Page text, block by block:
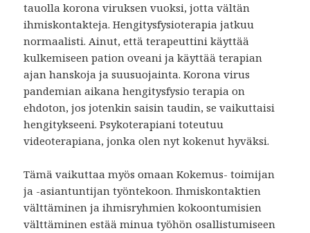
tauolla korona viruksen vuoksi, jotta vältän
ihmiskontakteja. Hengitysfysioterapia jatkuu
normaalisti. Ainut, että terapeuttini käyttää
kulkemiseen pation oveani ja käyttää terapian
ajan hanskoja ja suusuojainta. Korona virus
pandemian aikana hengitysfysio terapia on
ehdoton, jos jotenkin saisin taudin, se vaikuttaisi
hengitykseeni. Psykoterapiani toteutuu
videoterapiana, jonka olen nyt kokenut hyväksi.
Tämä vaikuttaa myös omaan Kokemus- toimijan
ja -asiantuntijan työntekoon. Ihmiskontaktien
välttäminen ja ihmisryhmien kokoontumisien
välttäminen estää minua työhön osallistumiseen